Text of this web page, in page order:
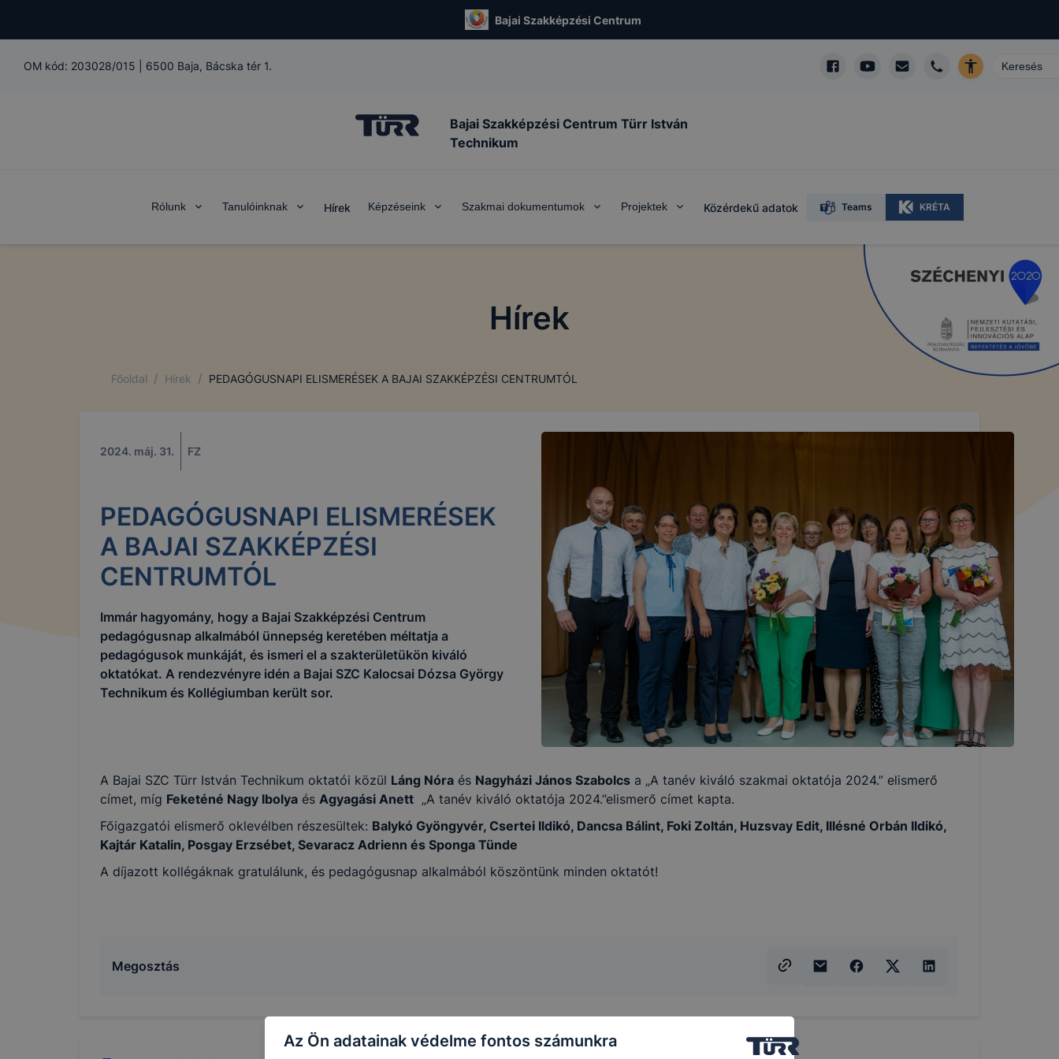
Bajai Szakképzési Centrum
OM kód: 203028/015 6500 Baja, Bácska tér 1.
Bajai Szakképzési Centrum Türr István
Technikum
Rólunk Tanulóinknak Hírek Képzéseink Szakmai dokumentumok Projektek Közérdekű adatok Teams KRÉTA
Hírek
Főoldal / Hírek / PEDAGÓGUSNAPI ELISMERÉSEK A BAJAI SZAKKÉPZÉSI CENTRUMTÓL
2024. máj. 31. FZ
PEDAGÓGUSNAPI ELISMERÉSEK
A BAJAI SZAKKÉPZÉSI
CENTRUMTÓL
Immár hagyomány, hogy a Bajai Szakképzési Centrum
pedagógusnap alkalmából ünnepség keretében méltatja a
pedagógusok munkáját, és ismeri el a szakterületükön kiváló
oktatókat. A rendezvényre idén a Bajai SZC Kalocsai Dózsa György
Technikum és Kollégiumban került sor.
A Bajai SZC Türr István Technikum oktatói közül Láng Nóra és Nagyházi János Szabolcs a „A tanév kiváló szakmai oktatója 2024.” elismerő
címet, míg Feketéné Nagy Ibolya és Agyagási Anett „A tanév kiváló oktatója 2024.”elismerő címet kapta.
Főigazgatói elismerő oklevélben részesültek: Balykó Gyöngyvér, Csertei Ildikó, Dancsa Bálint, Foki Zoltán, Huzsvay Edit, Illésné Orbán Ildikó,
Kajtár Katalin, Posgay Erzsébet, Sevaracz Adrienn és Sponga Tünde
A díjazott kollégáknak gratulálunk, és pedagógusnap alkalmából köszöntünk minden oktatót!
Megosztás
Az Ön adatainak védelme fontos számunkra
COOKIE-K KEZELÉSE
A Bajai Szakképzési Centrum Türr István Technikum a www.turr.hu alá tartozó domain(ek) alatt működő honlapon cookie-kat
használ.
Mi az a cookie?
A cookie egy kis fájl, amely akkor kerül a számítógépre, amikor Ön egy webhelyet látogat meg. A cookie-k számtalan
rendelkeznek. Többek között információt gyűjtenek, megjegyzik a látogató egyéni beállításait és általánosságban
szerint beazonosítani.
Az Bajai Szakképzési Centrum Türr István Technikum a cookie-kat a következő célokból használja:
➢ információ gyűjtése azzal kapcsolatban, hogyan használja Ön a honlapot - annak felmérésével, hogy a honlap melyik
Ezek a cookie-k ahhoz szükségesek, hogy a felhasználók böngészhessék honlapunkat, használják annak funkciót, pl. többek
számítógépéről. Ezen cookie-k alkalmazása nélkül nem tudjuk garantálni Önnek honlapunk használatát.
Használatot elősegítő “maradandó sütik” persistent cookie-k